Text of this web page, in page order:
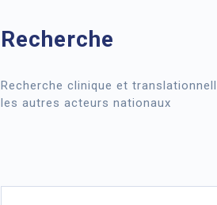
Recherche
Recherche clinique et
les autres acteurs nationaux